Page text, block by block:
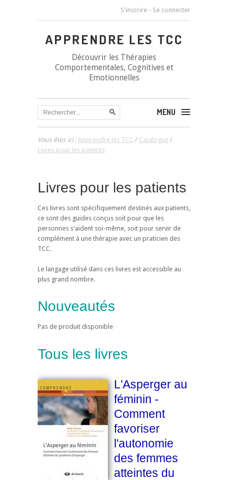
S'inscrire - Se connecter
APPRENDRE LES TCC
Découvrir les Thérapies
Comportementales, Cognitives et
Emotionnelles
MENU
Vous êtes ici :Apprendre les TCC / Catalogue /
Livres pour les patients
Livres pour les patients
Ces livres sont spécifiquement destinés aux patients,
ce sont des guides conçus soit pour que les
personnes s'aident soi-même, soit pour servir de
complément à une thérapie avec un praticien des
TCC.
Le langage utilisé dans ces livres est accessible au
plus grand nombre.
Nouveautés
Pas de produit disponible
Tous les livres
L'Asperger au
féminin -
Comment
favoriser
l'autonomie
des femmes
atteintes du